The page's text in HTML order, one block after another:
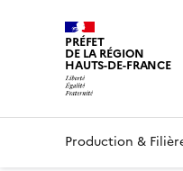
PRÉFET
DE LA RÉGION
HAUTS-DE-FRANCE
Production &